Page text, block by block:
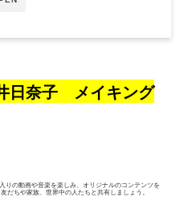
日奈子 メイキング
りの動画や音楽を楽しみ、オリジナルのコンテンツを
だちや家族、世界中の人たちと共有しましょう。